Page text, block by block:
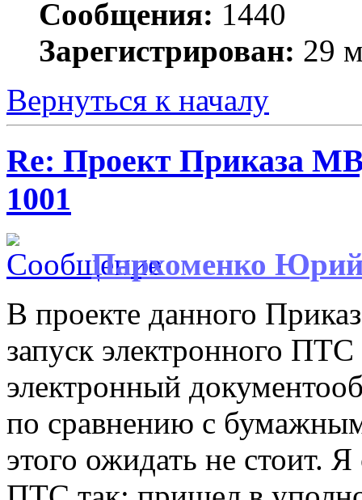
Сообщения: 1440
Зарегистрирован: 29
Вернуться к началу
Re: Проект Приказа
1001
Пархоменко
В проекте данного
запуск электронного
электронный
по сравнению с
этого ожидать не стоит.